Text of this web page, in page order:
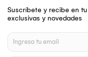
Suscríbete y recibe en
exclusivas y novedades